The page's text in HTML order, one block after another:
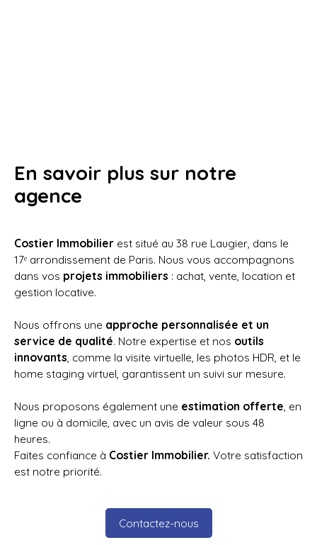
En savoir plus sur notre
agence
Costier Immobilier est situé au 38 rue Laugier, dans le
17ᵉ arrondissement de Paris. Nous vous accompagnons
dans vos projets immobiliers : achat, vente, location et
gestion locative.
Nous offrons une approche personnalisée et un
service de qualité. Notre expertise et nos outils
innovants, comme la visite virtuelle, les photos HDR, et le
home staging virtuel, garantissent un suivi sur mesure.
Nous proposons également une estimation offerte, en
ligne ou à domicile, avec un avis de valeur sous 48
heures.
Faites confiance à Costier Immobilier. Votre satisfaction
est notre priorité.
Contactez-nous